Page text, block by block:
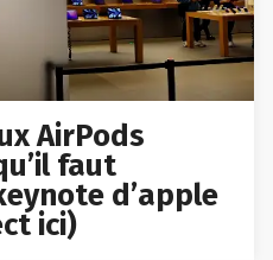
AirPods
faut
d’apple
ici)